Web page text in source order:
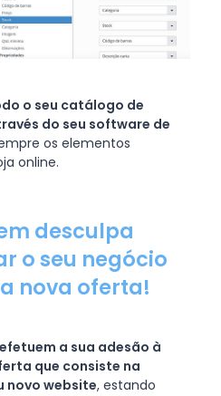
o seu catálogo de
do seu software de
os elementos
online.
desculpa
o seu negócio
nova oferta!
a sua adesão à
que consiste na
novo website, estando